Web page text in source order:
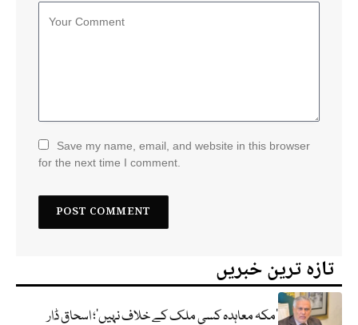
Save my name, email, and website in this browser
for the next time I comment.
تازہ ترین خبریں
‘مکہ معاہدہ کسی ملک کے خلاف نہیں’؛ اسحاق ڈار